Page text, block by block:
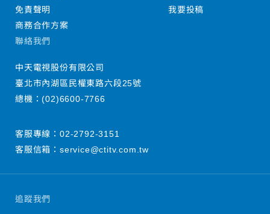
追蹤我們
免責聲明
商務合作方案
我要投稿
聯絡我們
中天電視股份有限公司
臺北市內湖區民權東路六段25號
總機：(02)6600-7766
客服專線： 02-2792-3151
客服信箱： service@ctitv.com.tw